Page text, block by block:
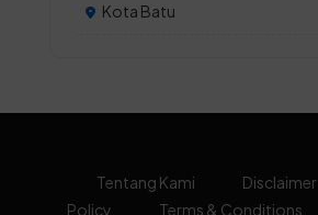
Kota Batu
Tentang Kami Disclaimer
Policy
Terms & Conditions